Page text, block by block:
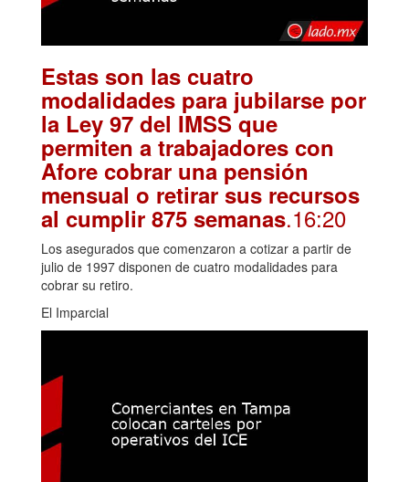
Estas son las cuatro
modalidades para jubilarse por
la Ley 97 del IMSS que
permiten a trabajadores con
Afore cobrar una pensión
mensual o retirar sus recursos
al cumplir 875 semanas.16:20
Los asegurados que comenzaron a cotizar a partir de
julio de 1997 disponen de cuatro modalidades para
cobrar su retiro.
El Imparcial